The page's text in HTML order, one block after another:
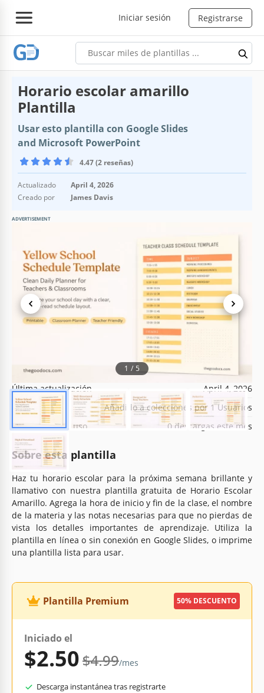
Iniciar sesión Registrarse
Horario escolar amarillo
Plantilla
Usar esto plantilla con Google Slides
and Microsoft PowerPoint
4.47 (2 reseñas)
Actualizado
April 4, 2026
Creado por
James Davis
ADVERTISEMENT
1 / 5
Especificaciones de la plantilla
Creado
January 10, 2023
Última actualización
April 4, 2026
Comunidad
Añadido a colecciones por 1 Usuarios
Estadísticas de uso
0 descargas este mes
Sobre esta plantilla
Haz tu horario escolar para la próxima semana brillante y
llamativo con nuestra plantilla gratuita de Horario Escolar
Amarillo. Agrega la hora de inicio y fin de la clase, el nombre
de la materia y las notas necesarias para que no pierdas de
vista los detalles importantes de aprendizaje. Utiliza la
plantilla en línea o sin conexión en Google Slides, o imprime
una plantilla lista para usar.
Plantilla Premium 50% DESCUENTO
Iniciado el
$2.50$4.99/mes
Descarga instantánea tras registrarte